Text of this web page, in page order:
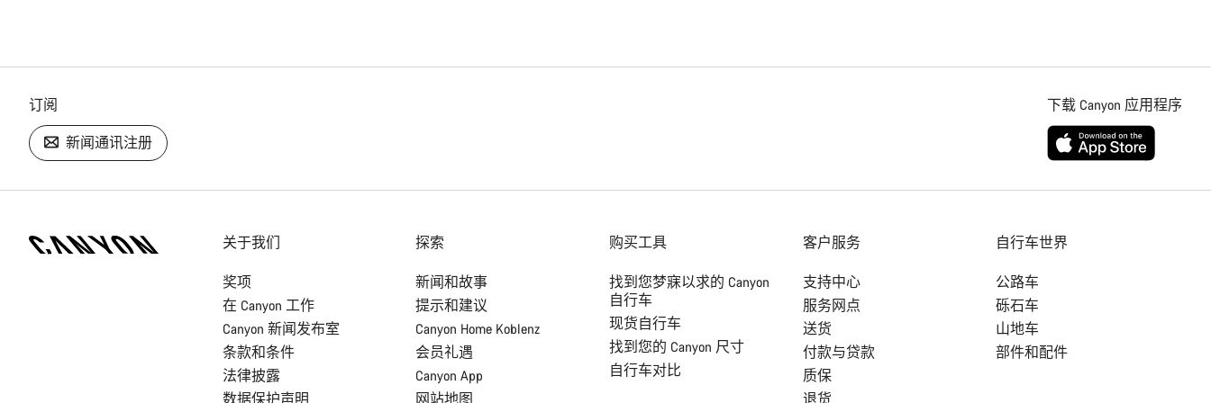
订阅
新闻通讯注册
下载 Canyon 应用程序
关于我们
奖项
在 Canyon 工作
Canyon 新闻发布室
条款和条件
法律披露
数据保护声明
探索
新闻和故事
提示和建议
Canyon Home Koblenz
会员礼遇
Canyon App
网站地图
购买工具
找到您梦寐以求的 Canyon
自行车
现货自行车
找到您的 Canyon 尺寸
自行车对比
客户服务
支持中心
服务网点
送货
付款与贷款
质保
退货
自行车世界
公路车
砾石车
山地车
部件和配件